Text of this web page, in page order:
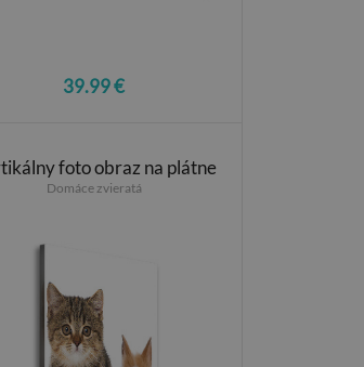
39.99 €
foto obraz na plátne
Domáce zvieratá